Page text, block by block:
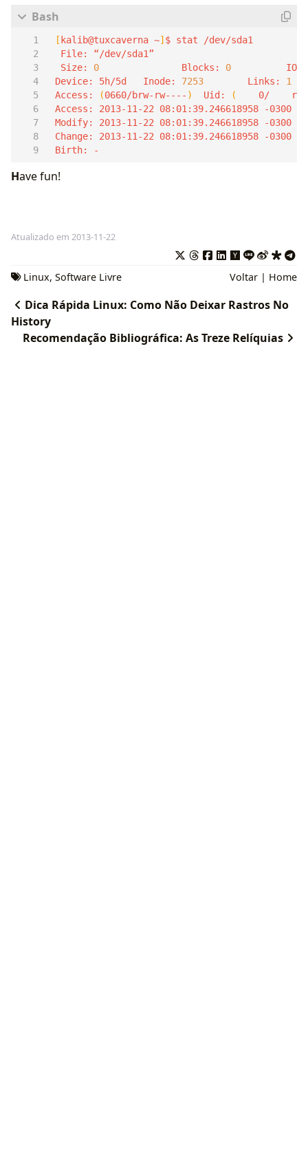
[ kalib@tuxcaverna ~]
  Size:
0
               Blocks:
0
IO
Device: 5h/5d   Inode: 7253
        Links:
1
Access:
(0660/brw-rw---- )
  Uid:
(
0/
Birth: -
Have fun!
Atualizado em 2013-11-22
Linux, Software Livre Voltar | Home
Dica Rápida Linux: Como Não Deixar Rastros No
History
Recomendação Bibliográfica: As Treze Relíquias